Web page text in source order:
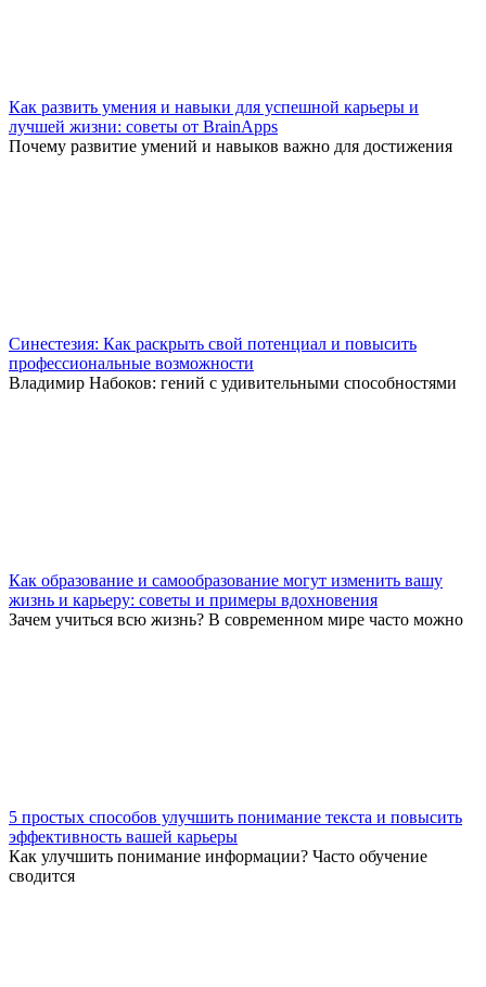
Как развить умения и навыки для успешной карьеры и
лучшей жизни: советы от BrainApps
Почему развитие умений и навыков важно для достижения
Синестезия: Как раскрыть свой потенциал и повысить
профессиональные возможности
Владимир Набоков: гений с удивительными способностями
Как образование и самообразование могут изменить вашу
жизнь и карьеру: советы и примеры вдохновения
Зачем учиться всю жизнь? В современном мире часто можно
5 простых способов улучшить понимание текста и повысить
эффективность вашей карьеры
Как улучшить понимание информации? Часто обучение
сводится